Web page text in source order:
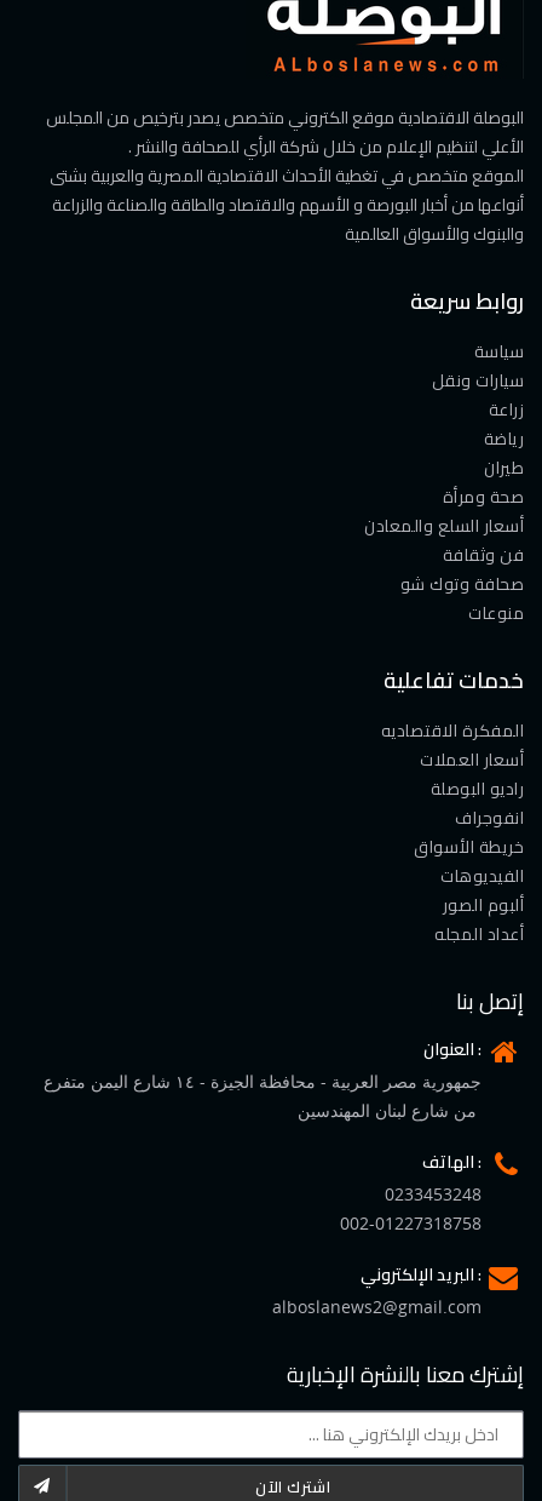
البوصلة الاقتصادية موقع الكتروني متخصص يصدر بترخيص من المجلس
الأعلي لتنظيم الإعلام من خلال شركة الرأي للصحافة والنشر .
الموقع متخصص في تغطية الأحداث الاقتصادية المصرية والعربية بشتى
أنواعها من أخبار البورصة و الأسهم والاقتصاد والطاقة والصناعة والزراعة
والبنوك والأسواق العالمية
روابط سريعة
سياسة
سيارات ونقل
زراعة
رياضة
طيران
صحة ومرأة
أسعار السلع والمعادن
فن وثقافة
صحافة وتوك شو
منوعات
خدمات تفاعلية
المفكرة الاقتصاديه
أسعار العملات
راديو البوصلة
انفوجراف
خريطة الأسواق
الفيديوهات
ألبوم الصور
أعداد المجله
إتصل بنا
العنوان :
جمهورية مصر العربية - محافظة الجيزة - ١٤ شارع اليمن متفرع
الهاتف :
0233453248
002-01227318758
البريد الإلكتروني :
alboslanews2@gmail.com
إشترك معنا بالنشرة الإخبارية
اشترك الآن